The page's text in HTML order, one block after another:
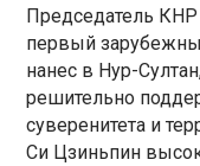
Председатель
первый
нанес в Нур-
решительно
суверенитета и
Си Цзиньпин